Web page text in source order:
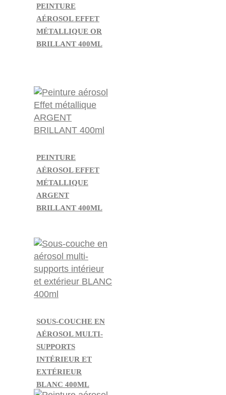
PEINTURE
AÉROSOL EFFET
MÉTALLIQUE OR
BRILLANT 400ML
PEINTURE
AÉROSOL EFFET
MÉTALLIQUE
ARGENT
BRILLANT 400ML
SOUS-COUCHE EN
AÉROSOL MULTI-
SUPPORTS
INTÉRIEUR ET
EXTÉRIEUR
BLANC 400ML